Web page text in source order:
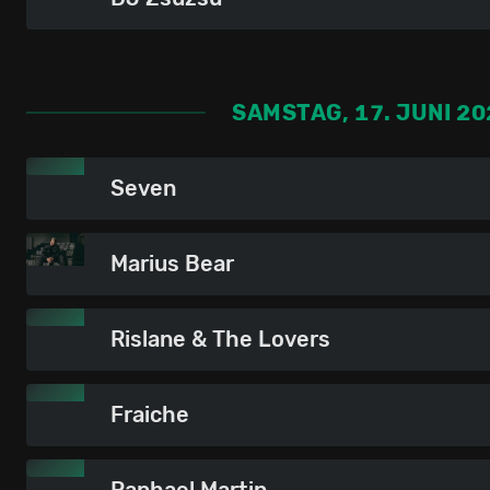
SAMSTAG, 17. JUNI
Seven
Marius Bear
Rislane & The Lovers
Fraiche